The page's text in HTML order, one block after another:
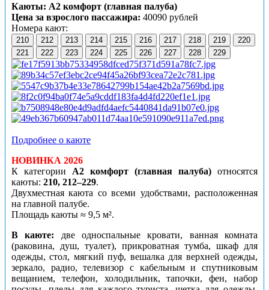
Каюты: А2 комфорт (главная палуба)
Цена за взрослого пассажира: 40090 рублей
Номера кают:
210 212 213 214 215 216 217 218 219
220
221
222 223 224 225 226 227 228 229
Подробнее о каюте
НОВИНКА 2026
К категории А2 комфорт (главная палуба) относятся
каюты: 210, 212–229.
Двухместная каюта со всеми удобствами, расположенная
на главной палубе.
Площадь каюты ≈ 9,5 м².
В каюте: две односпальные кровати, ванная комната
(раковина, душ, туалет), прикроватная тумба, шкаф для
одежды, стол, мягкий пуф, вешалка для верхней одежды,
зеркало, радио, телевизор с кабельным и спутниковым
вещанием, телефон, холодильник, тапочки, фен, набор